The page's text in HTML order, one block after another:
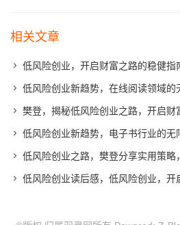
相关文章
低风险创业，开启财富之路的稳健指南——读后感，稳
低风险创业新趋势，在线阅读领域的无限可能，探
樊登，揭秘低风险创业之路，开启财富增长新篇章，樊登解
低风险创业新趋势，电子书行业的无限商机，
低风险创业之路，樊登分享实用策略，百度网盘助力知识储备，樊
低风险创业读后感，低风险创业，开